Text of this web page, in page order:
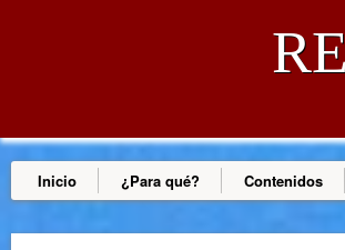
Inicio ¿Para qué? Contenidos